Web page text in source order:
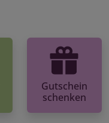
Gutschein
schenken